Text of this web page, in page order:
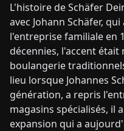
L'histoire de Schäfer
avec Johann Schäfer,
l'entreprise familiale en
décennies, l'accent
boulangerie
lieu lorsque Johannes
génération, a repris
magasins spécialisés, il
expansion qui a